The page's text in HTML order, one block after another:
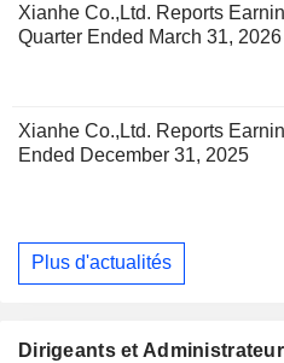
Xianhe Co.,Ltd. Reports
Quarter Ended March 31, 2026
Xianhe Co.,Ltd. Reports
Ended December 31, 2025
Plus d'actualités
Dirigeants et